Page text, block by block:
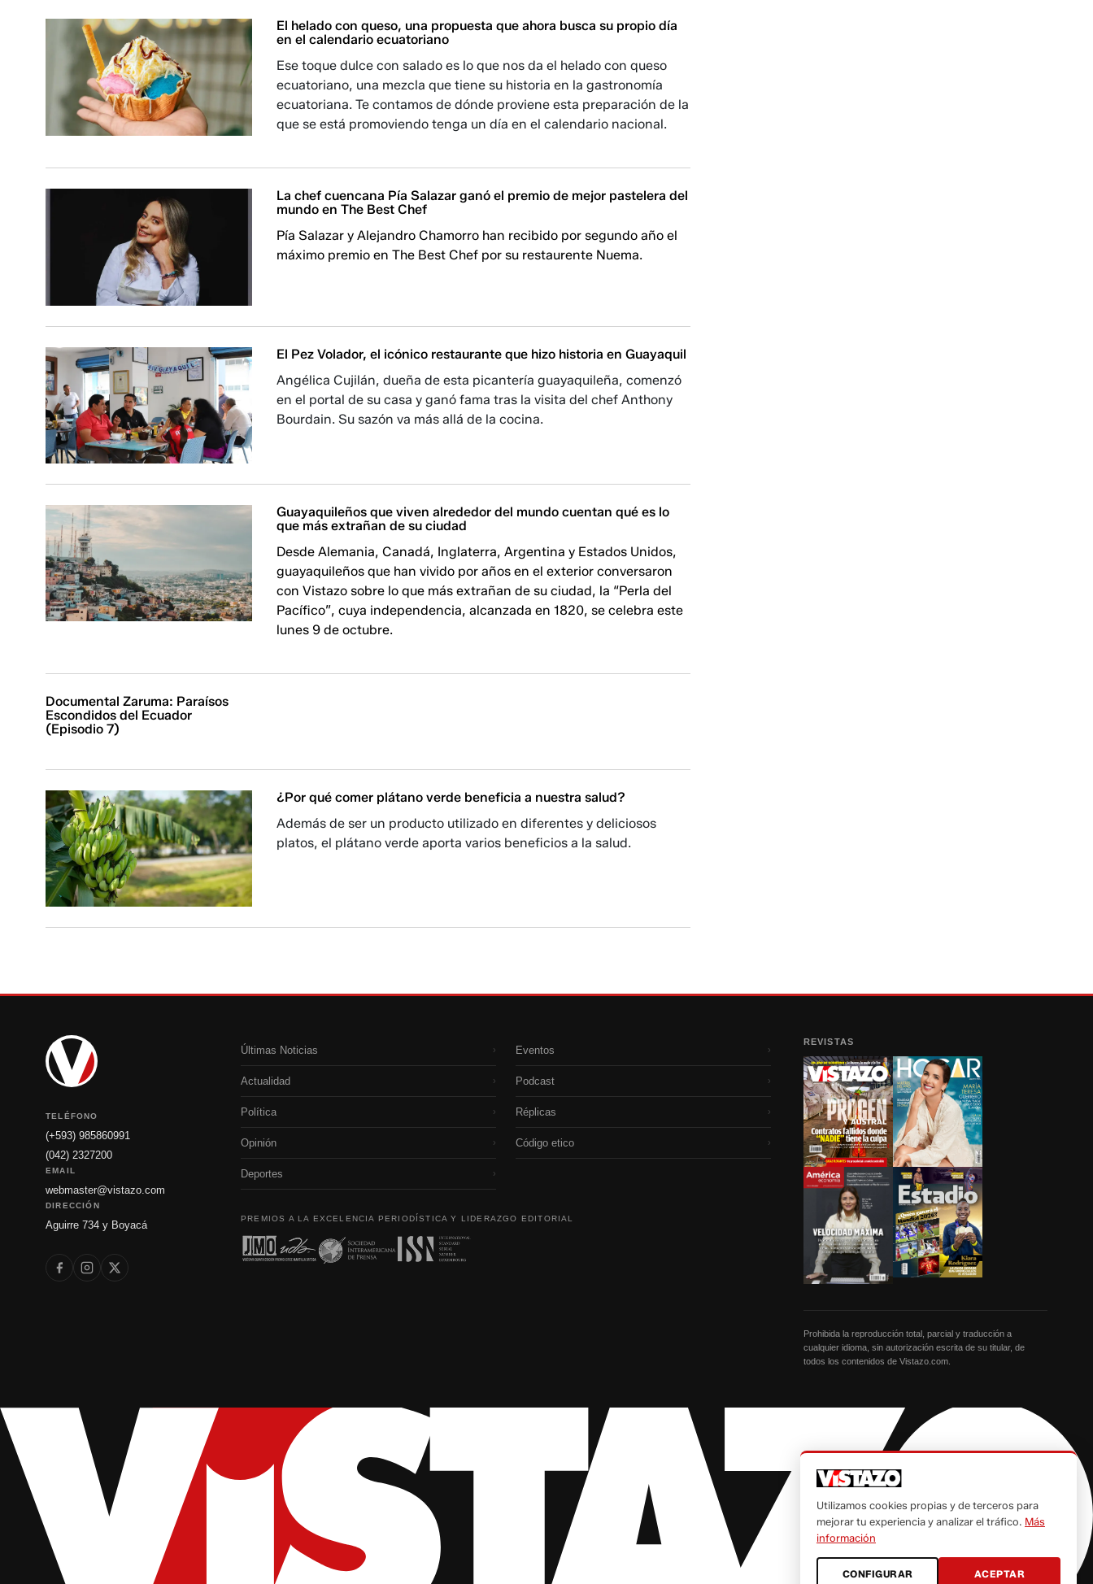
El helado con queso, una propuesta que ahora busca su propio día
en el calendario ecuatoriano
Ese toque dulce con salado es lo que nos da el helado con queso
ecuatoriano, una mezcla que tiene su historia en la gastronomía
ecuatoriana. Te contamos de dónde proviene esta preparación de la
que se está promoviendo tenga un día en el calendario nacional.
La chef cuencana Pía Salazar ganó el premio de mejor pastelera del
mundo en The Best Chef
Pía Salazar y Alejandro Chamorro han recibido por segundo año el
máximo premio en The Best Chef por su restaurente Nuema.
El Pez Volador, el icónico restaurante que hizo historia en Guayaquil
Angélica Cujilán, dueña de esta picantería guayaquileña, comenzó
en el portal de su casa y ganó fama tras la visita del chef Anthony
Bourdain. Su sazón va más allá de la cocina.
Guayaquileños que viven alrededor del mundo cuentan qué es lo
que más extrañan de su ciudad
Desde Alemania, Canadá, Inglaterra, Argentina y Estados Unidos,
guayaquileños que han vivido por años en el exterior conversaron
con Vistazo sobre lo que más extrañan de su ciudad, la “Perla del
Pacífico”, cuya independencia, alcanzada en 1820, se celebra este
lunes 9 de octubre.
Documental Zaruma: Paraísos
Escondidos del Ecuador
(Episodio 7)
¿Por qué comer plátano verde beneficia a nuestra salud?
Además de ser un producto utilizado en diferentes y deliciosos
platos, el plátano verde aporta varios beneficios a la salud.
TELÉFONO
(+593) 985860991
(042) 2327200
EMAIL
webmaster@vistazo.com
DIRECCIÓN
Aguirre 734 y Boyacá
Últimas Noticias ›
Actualidad ›
Política ›
Opinión ›
Deportes ›
Eventos ›
Podcast ›
Réplicas ›
Código etico ›
PREMIOS A LA EXCELENCIA PERIODÍSTICA Y LIDERAZGO EDITORIAL
REVISTAS
Prohibida la reproducción total, parcial y traducción a
cualquier idioma, sin autorización escrita de su titular, de
todos los contenidos de Vistazo.com.
Utilizamos cookies propias y de terceros para
mejorar tu experiencia y analizar el tráfico. Más
información
CONFIGURAR ACEPTAR